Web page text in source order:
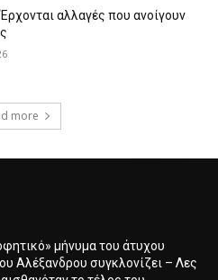
αλλαγές που ανοίγουν
more
μήνυμα του άτυχου
Αλέξανδρου συγκλονίζει – Λες